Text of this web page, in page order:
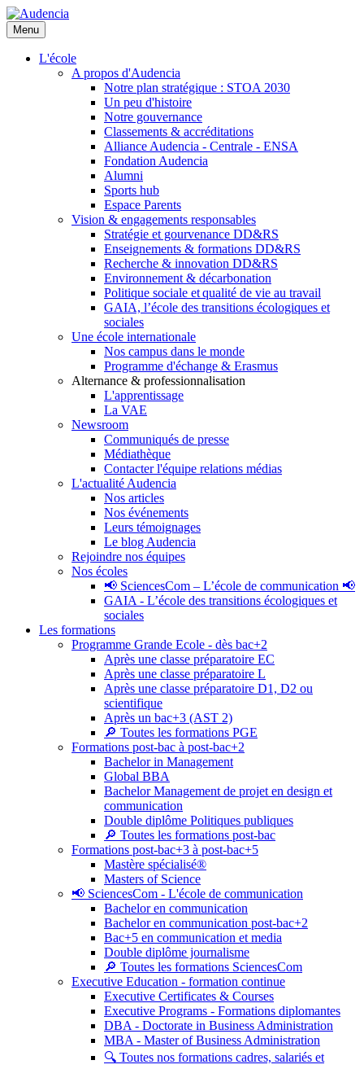
Aller
au
contenu
principal
Menu
L'école
A propos d'Audencia
Notre plan stratégique : STOA 2030
Un peu d'histoire
Notre gouvernance
Classements & accréditations
Alliance Audencia - Centrale - ENSA
Fondation Audencia
Alumni
Sports hub
Espace Parents
Vision & engagements responsables
Stratégie et gourvenance DD&RS
Enseignements & formations DD&RS
Recherche & innovation DD&RS
Environnement & décarbonation
Politique sociale et qualité de vie au travail
GAIA, l’école des transitions écologiques et
sociales
Une école internationale
Nos campus dans le monde
Programme d'échange & Erasmus
Alternance & professionnalisation
L'apprentissage
La VAE
Newsroom
Communiqués de presse
Médiathèque
Contacter l'équipe relations médias
L'actualité Audencia
Nos articles
Nos événements
Leurs témoignages
Le blog Audencia
Rejoindre nos équipes
Nos écoles
📢 SciencesCom – L’école de communication 📢
GAIA - L’école des transitions écologiques et
sociales
Les formations
Programme Grande Ecole - dès bac+2
Après une classe préparatoire EC
Après une classe préparatoire L
Après une classe préparatoire D1, D2 ou
scientifique
Après un bac+3 (AST 2)
🔎 Toutes les formations PGE
Formations post-bac à post-bac+2
Bachelor in Management
Global BBA
Bachelor Management de projet en design et
communication
Double diplôme Politiques publiques
🔎 Toutes les formations post-bac
Formations post-bac+3 à post-bac+5
Mastère spécialisé®
Masters of Science
📢 SciencesCom - L'école de communication
Bachelor en communication
Bachelor en communication post-bac+2
Bac+5 en communication et media
Double diplôme journalisme
🔎 Toutes les formations SciencesCom
Executive Education - formation continue
Executive Certificates & Courses
Executive Programs - Formations diplomantes
DBA - Doctorate in Business Administration
MBA - Master of Business Administration
🔍 Toutes nos formations cadres, salariés et